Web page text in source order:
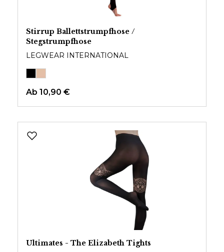
Stirrup Ballettstrumpfhose /
Stegstrumpfhose
LEGWEAR INTERNATIONAL
Ab 10,90 €
Ultimates - The Elizabeth Tights